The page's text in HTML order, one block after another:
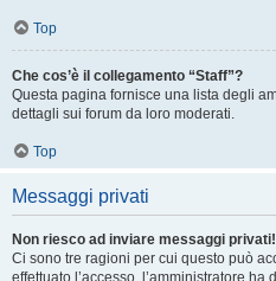
Top
Che cos’è il collegamento “Staff”?
Questa pagina fornisce una lista degli
dettagli sui forum da loro moderati.
Top
Messaggi privati
Non riesco ad inviare messaggi privati!
Ci sono tre ragioni per cui questo può
effettuato l’accesso, l’amministratore